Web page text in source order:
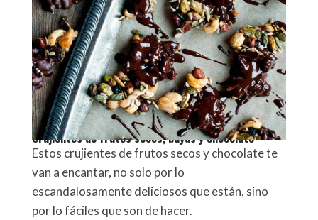
Crujientes de frutos secos, bayas y chocolate
Estos crujientes de frutos secos y chocolate te
van a encantar, no solo por lo
escandalosamente deliciosos que están, sino
por lo fáciles que son de hacer.